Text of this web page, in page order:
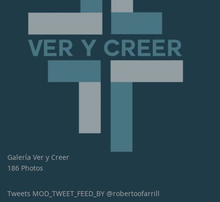
Galería Ver y Creer
186 Photos
Tweets MOD_TWEET_FEED_BY @robertoofarrill